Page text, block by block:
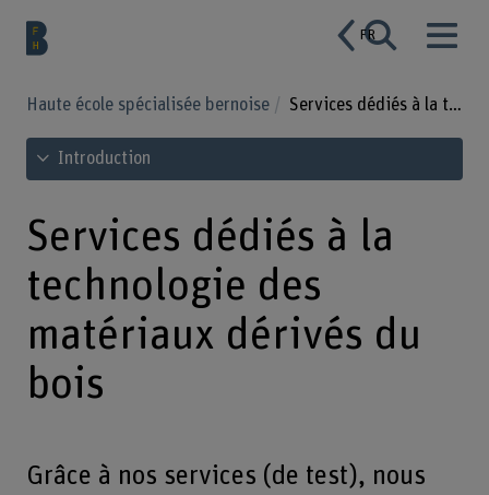
FR
Haute école spécialisée bernoise Services dédiés à la technologie des matériaux dérivés du bois
Voir le sommaire
Introduction
Services dédiés à la
technologie des
matériaux dérivés du
bois
Grâce à nos services (de test), nous